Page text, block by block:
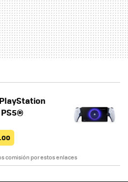
comisión por estos enlaces